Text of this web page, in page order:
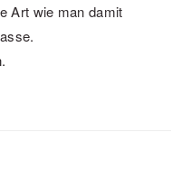
Art wie man damit